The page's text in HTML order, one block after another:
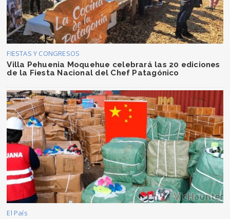
FIESTAS Y CONGRESOS
Villa Pehuenia Moquehue celebrará las 20 ediciones
de la Fiesta Nacional del Chef Patagónico
El País